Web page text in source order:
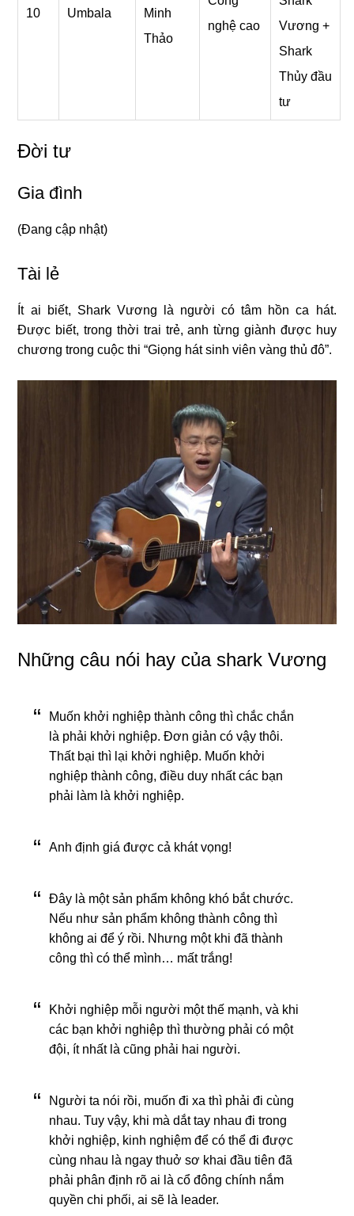
10 Umbala
Minh
Thảo
nghệ cao
Vương +
Shark
Thủy đầu
tư
Đời tư
Gia đình
(Đang cập nhật)
Tài lẻ
Ít ai biết, Shark Vương là người có tâm hồn ca hát.
Được biết, trong thời trai trẻ, anh từng giành được huy
chương trong cuộc thi “Giọng hát sinh viên vàng thủ đô”.
Những câu nói hay của shark Vương
Muốn khởi nghiệp thành công thì chắc chắn
là phải khởi nghiệp. Đơn giản có vậy thôi.
Thất bại thì lại khởi nghiệp. Muốn khởi
nghiệp thành công, điều duy nhất các bạn
phải làm là khởi nghiệp.
Anh định giá được cả khát vọng!
Đây là một sản phẩm không khó bắt chước.
Nếu như sản phẩm không thành công thì
không ai để ý rồi. Nhưng một khi đã thành
công thì có thể mình… mất trắng!
Khởi nghiệp mỗi người một thế mạnh, và khi
các bạn khởi nghiệp thì thường phải có một
đội, ít nhất là cũng phải hai người.
Người ta nói rồi, muốn đi xa thì phải đi cùng
nhau. Tuy vậy, khi mà dắt tay nhau đi trong
khởi nghiệp, kinh nghiệm để có thể đi được
cùng nhau là ngay thuở sơ khai đầu tiên đã
phải phân định rõ ai là cổ đông chính nắm
quyền chi phối, ai sẽ là leader.